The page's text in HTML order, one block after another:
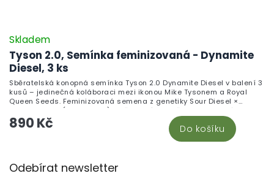
Tyson 2.0, Semínka feminizovaná - Dynamite
Diesel, 3 ks
Skladem
890 Kč Do košíku
Sběratelská konopná semínka Tyson 2.0 Dynamite Diesel v balení 3
kusů – jedinečná koláboraci mezi ikonou Mike Tysonem a Royal
Queen Seeds. Feminizovaná semena z genetiky Sour Diesel ×
Skywalker OG (Sativa 65%) . Určena výhradně pro botanické a
genetické kolekce nadšenců. Není určena k pěstování.
Odebírat newsletter